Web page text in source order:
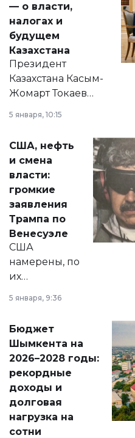
— о власти,
налогах и
будущем
Казахстана
Президент
Казахстана Касым-
Жомарт Токаев
сразу несколько
актуальных тем —
от слухов о
политических
реформах до
вопросов армии,
экономики и
личного здоровья.
5 января, 10:15
США, нефть
и смена
власти:
громкие
заявления
Трампа по
Венесуэле
США
намерены, по
их
принести
народу
Венесуэлы.
5 января, 9:36
Бюджет
Шымкента на
2026–2028 годы:
рекордные
доходы и
долговая
нагрузка на
сотни